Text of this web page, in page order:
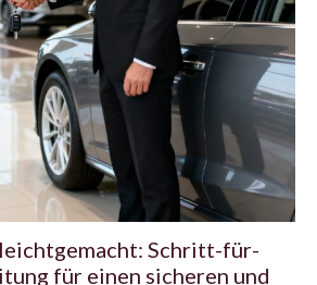
Schritt-für-
für einen sicheren und